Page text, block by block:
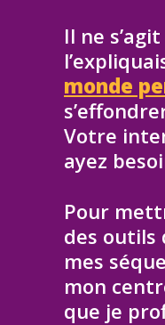
Il ne
monde
Votre
ayez
Pour
des outils
mes
mon
que je